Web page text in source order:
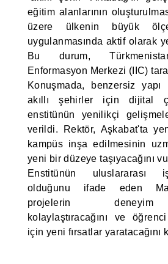
eğitim alanlarının
üzere ülkenin büyük
uygulanmasında aktif olarak
Bu durum,
Enformasyon Merkezi (IIC)
Konuşmada, benzersiz yapı
akıllı şehirler için dijital
enstitünün yenilikçi
verildi. Rektör, Aşkabat'ta
kampüs inşa edilmesinin
yeni bir düzeye taşıyacağını
Enstitünün uluslararası
olduğunu ifade eden
projelerin deneyim
kolaylaştıracağını ve
için yeni fırsatlar yaratacağını